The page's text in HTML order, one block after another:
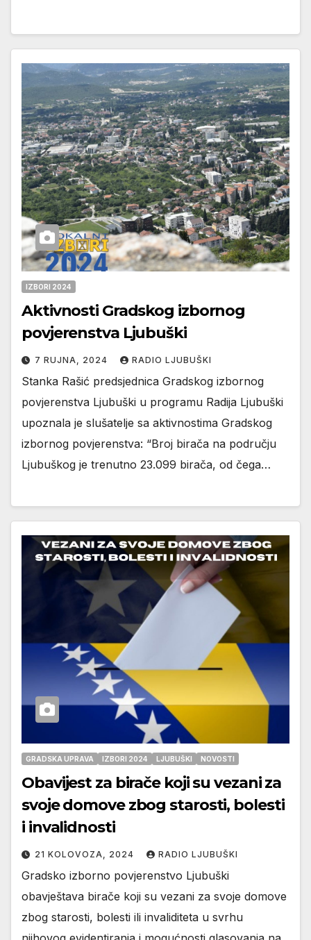
IZBORI 2024
Aktivnosti Gradskog izbornog
povjerenstva Ljubuški
7 RUJNA, 2024 RADIO LJUBUŠKI
Stanka Rašić predsjednica Gradskog izbornog
povjerenstva Ljubuški u programu Radija Ljubuški
upoznala je slušatelje sa aktivnostima Gradskog
izbornog povjerenstva: “Broj birača na području
Ljubuškog je trenutno 23.099 birača, od čega…
GRADSKA UPRAVA IZBORI 2024 LJUBUŠKI NOVOSTI
Obavijest za birače koji su vezani za
svoje domove zbog starosti, bolesti
i invalidnosti
21 KOLOVOZA, 2024 RADIO LJUBUŠKI
Gradsko izborno povjerenstvo Ljubuški
obavještava birače koji su vezani za svoje domove
zbog starosti, bolesti ili invaliditeta u svrhu